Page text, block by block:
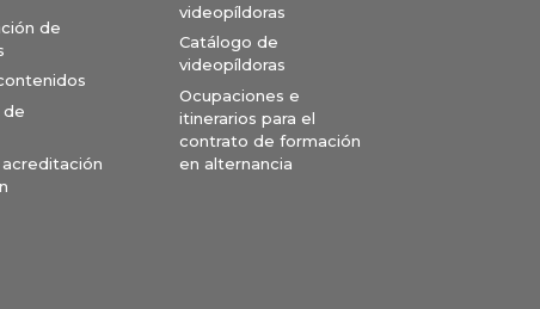
de
de
videopíldoras
Catálogo de
videopíldoras
Ocupaciones e
itinerarios para el
contrato de formación
en alternancia